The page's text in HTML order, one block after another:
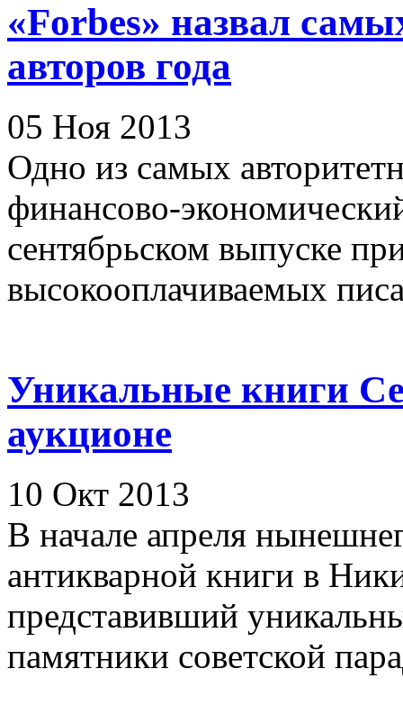
«Forbes» назвал
авторов года
05 Ноя 2013
Одно из самых
финансово-
сентябрьском выпуске
высокооплачиваемых
Уникальные книги
аукционе
10 Окт 2013
В начале апреля
антикварной книги в
представивший
памятники советской